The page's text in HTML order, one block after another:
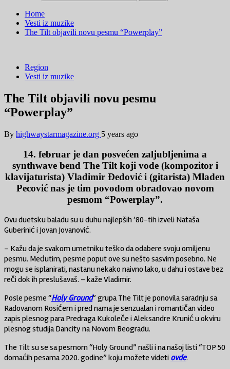
Home
Vesti iz muzike
The Tilt objavili novu pesmu “Powerplay”
Region
Vesti iz muzike
The Tilt objavili novu pesmu
“Powerplay”
By highwaystarmagazine.org 5 years ago
14. februar je dan posvećen zaljubljenima a
synthwave bend The Tilt koji vode (kompozitor i
klavijaturista) Vladimir Đedović i (gitarista) Mladen
Pecović nas je tim povodom obradovao novom
pesmom “Powerplay”.
Ovu duetsku baladu su u duhu najlepših ’80-tih izveli Nataša
Guberinić i Jovan Jovanović.
– Kažu da je svakom umetniku teško da odabere svoju omiljenu
pesmu. Međutim, pesme poput ove su nešto sasvim posebno. Ne
mogu se isplanirati, nastanu nekako naivno lako, u dahu i ostave bez
reči dok ih preslušavaš. – kaže Vladimir.
Posle pesme “Holy Ground” grupa The Tilt je ponovila saradnju sa
Radovanom Rosićem i pred nama je senzualan i romantičan video
zapis plesnog para Predraga Kukoleče i Aleksandre Krunić u okviru
plesnog studija Dancity na Novom Beogradu.
The Tilt su se sa pesmom “Holy Ground” našli i na našoj listi “TOP 50
domaćih pesama 2020. godine” koju možete videti ovde.